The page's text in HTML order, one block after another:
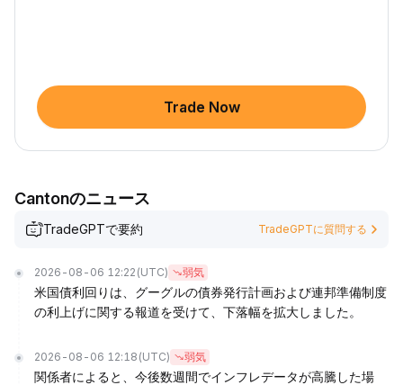
Trade Now
Cantonのニュース
TradeGPTで要約 TradeGPTに質問する
2026-08-06 12:22 (UTC) 弱気
米国債利回りは、グーグルの債券発行計画および連邦準備制度
の利上げに関する報道を受けて、下落幅を拡大しました。
2026-08-06 12:18 (UTC) 弱気
関係者によると、今後数週間でインフレデータが高騰した場